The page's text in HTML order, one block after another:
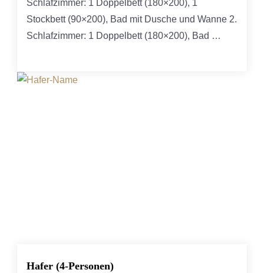
Schlafzimmer: 1 Doppelbett (180×200), 1
Stockbett (90×200), Bad mit Dusche und Wanne 2.
Schlafzimmer: 1 Doppelbett (180×200), Bad …
Hafer (4-Personen)